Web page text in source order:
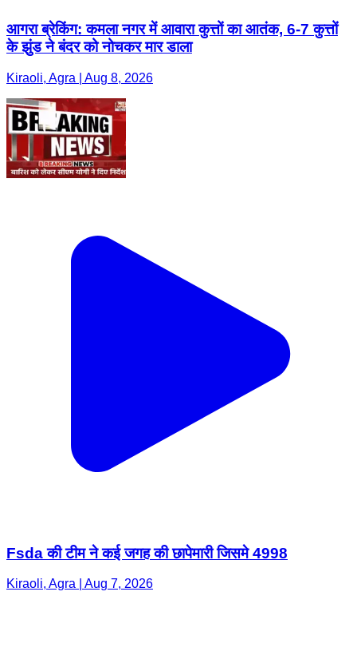
आगरा ब्रेकिंग: कमला नगर में आवारा कुत्तों का आतंक, 6-7 कुत्तों
के झुंड ने बंदर को नोचकर मार डाला
Kiraoli, Agra | Aug 8, 2026
Fsda की टीम ने कई जगह की छापेमारी जिसमे 4998
Kiraoli, Agra | Aug 7, 2026